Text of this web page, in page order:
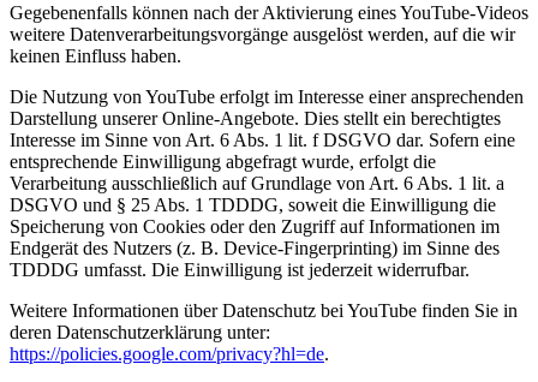
Gegebenenfalls können nach der Aktivierung eines YouTube-Videos
weitere Datenverarbeitungsvorgänge ausgelöst werden, auf die wir
keinen Einfluss haben.
Die Nutzung von YouTube erfolgt im Interesse einer ansprechenden
Darstellung unserer Online-Angebote. Dies stellt ein berechtigtes
Interesse im Sinne von Art. 6 Abs. 1 lit. f DSGVO dar. Sofern eine
entsprechende Einwilligung abgefragt wurde, erfolgt die
Verarbeitung ausschließlich auf Grundlage von Art. 6 Abs. 1 lit. a
DSGVO und § 25 Abs. 1 TDDDG, soweit die Einwilligung die
Speicherung von Cookies oder den Zugriff auf Informationen im
Endgerät des Nutzers (z. B. Device-Fingerprinting) im Sinne des
TDDDG umfasst. Die Einwilligung ist jederzeit widerrufbar.
Weitere Informationen über Datenschutz bei YouTube finden Sie in
deren Datenschutzerklärung unter:
https://policies.google.com/privacy?hl=de.